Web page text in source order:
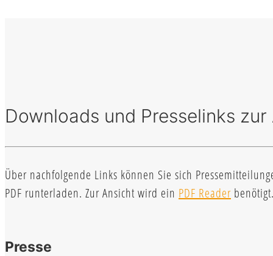
Downloads und Presselinks
Über nachfolgende Links können Sie sich
PDF runterladen. Zur Ansicht wird ein PDF Reader
Presse